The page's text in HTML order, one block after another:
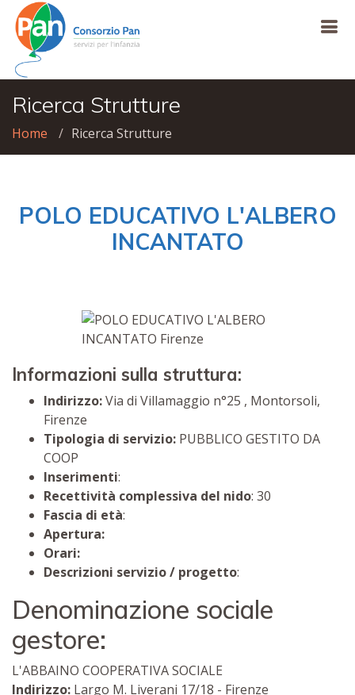
Ricerca Strutture
Home Ricerca Strutture
POLO EDUCATIVO L'ALBERO
INCANTATO
Informazioni sulla struttura:
Indirizzo:Via di Villamaggio n°25 , Montorsoli,
Firenze
Tipologia di servizio: PUBBLICO GESTITO DA
COOP
Inserimenti:
Recettività complessiva del nido: 30
Fascia di età:
Apertura:
Orari:
Descrizioni servizio / progetto:
Denominazione sociale
gestore:
L'ABBAINO COOPERATIVA SOCIALE
Indirizzo: Largo M. Liverani 17/18 - Firenze